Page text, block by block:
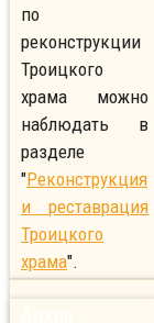
по
реконструкции
Троицкого
храма можно
наблюдать в
разделе
"Реконструкция
и реставрация
Троицкого
храма".